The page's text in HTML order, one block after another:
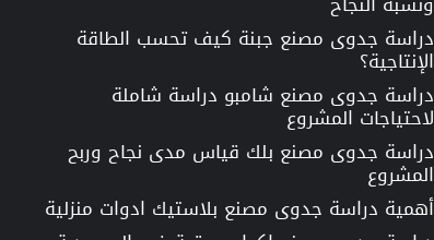
دراسة جدوى مصنع جبنة كيف تحسب الطاقة
الإنتاجية؟
دراسة جدوى مصنع شامبو دراسة شاملة
لاحتياجات المشروع
دراسة جدوى مصنع بلك قياس مدى نجاح وربح
المشروع
أهمية دراسة جدوى مصنع بلاستيك ادوات منزلية